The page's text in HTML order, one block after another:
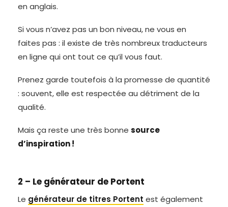
en anglais.
Si vous n’avez pas un bon niveau, ne vous en
faites pas : il existe de très nombreux traducteurs
en ligne qui ont tout ce qu’il vous faut.
Prenez garde toutefois à la promesse de quantité
: souvent, elle est respectée au détriment de la
qualité.
Mais ça reste une très bonne source
d’inspiration !
2 – Le générateur de Portent
Le générateur de titres Portent est également